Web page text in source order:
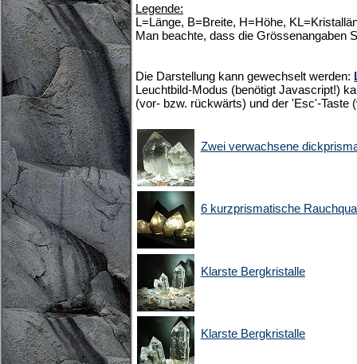
Legende:
L=Länge, B=Breite, H=Höhe,
Man beachte, dass die Grössenangaben
Die Darstellung kann gewechselt werden:
Leuchtbild-Modus (benötigt Javascript!)
(vor- bzw. rückwärts) und der 'Esc'-Taste
Zwei verwachsene
6 kurzprismatische
Klarste Bergkristalle
Klarste Bergkristalle